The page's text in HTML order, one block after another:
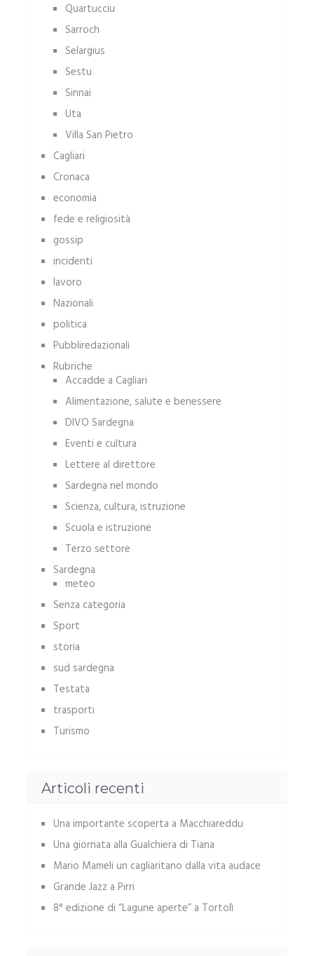
Quartucciu
Sarroch
Selargius
Sestu
Sinnai
Uta
Villa San Pietro
Cagliari
Cronaca
economia
fede e religiosità
gossip
incidenti
lavoro
Nazionali
politica
Pubbliredazionali
Rubriche
Accadde a Cagliari
Alimentazione, salute e benessere
DIVO Sardegna
Eventi e cultura
Lettere al direttore
Sardegna nel mondo
Scienza, cultura, istruzione
Scuola e istruzione
Terzo settore
Sardegna
meteo
Senza categoria
Sport
storia
sud sardegna
Testata
trasporti
Turismo
Articoli recenti
Una importante scoperta a Macchiareddu
Una giornata alla Gualchiera di Tiana
Mario Mameli un cagliaritano dalla vita audace
Grande Jazz a Pirri
8° edizione di “Lagune aperte” a Tortolì